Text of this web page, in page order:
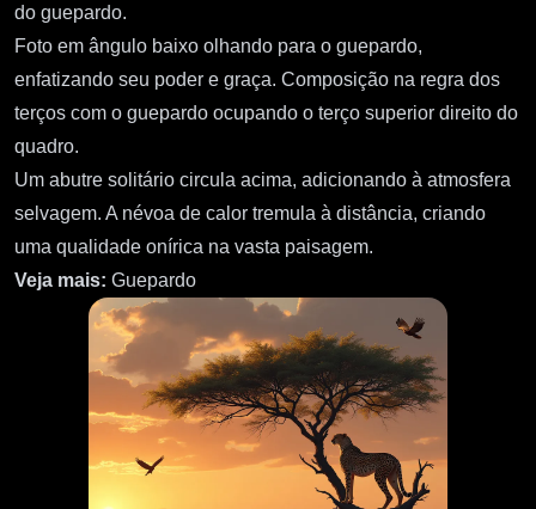
do guepardo.
Foto em ângulo baixo olhando para o guepardo,
enfatizando seu poder e graça. Composição na regra dos
terços com o guepardo ocupando o terço superior direito do
quadro.
Um abutre solitário circula acima, adicionando à atmosfera
selvagem. A névoa de calor tremula à distância, criando
uma qualidade onírica na vasta paisagem.
Veja mais: Guepardo